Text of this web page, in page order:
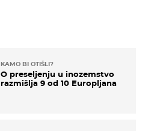
KAMO BI OTIŠLI?
O preseljenju u inozemstvo
razmišlja 9 od 10 Europljana